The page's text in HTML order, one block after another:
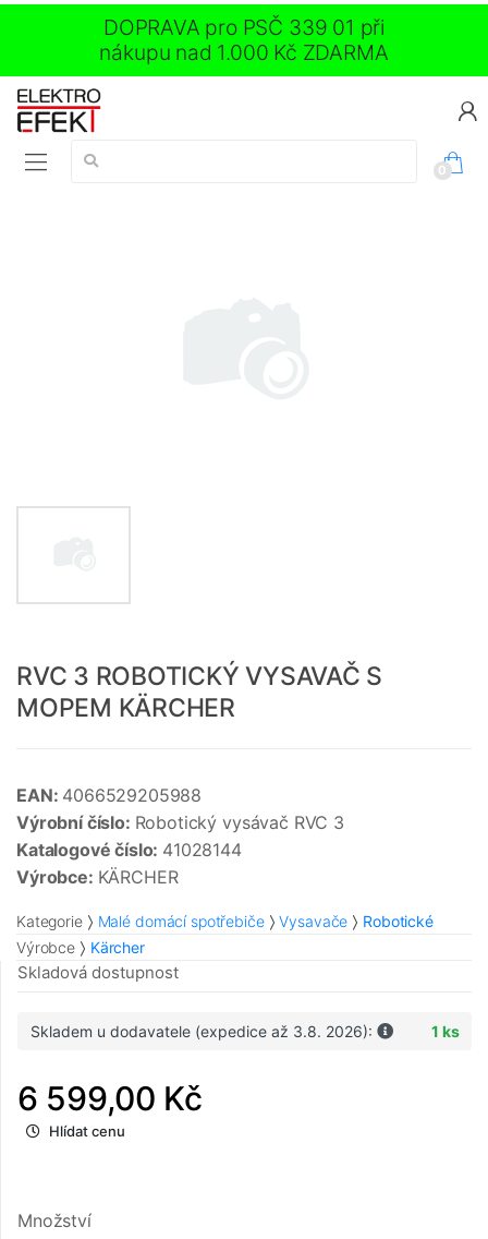
DOPRAVA pro PSČ 339 01 při
nákupu nad 1.000 Kč ZDARMA
Vyhledávání:
0
RVC 3 ROBOTICKÝ VYSAVAČ S
MOPEM KÄRCHER
EAN: 4066529205988
Výrobní číslo: Robotický vysávač RVC 3
Katalogové číslo: 41028144
Výrobce: KÄRCHER
Kategorie Malé domácí spotřebiče Vysavače
Robotické
Výrobce
Kärcher
Skladová dostupnost
Skladem u dodavatele (expedice až 3.8. 2026): 1 ks
6 599,00 Kč
Hlídat cenu
Množství